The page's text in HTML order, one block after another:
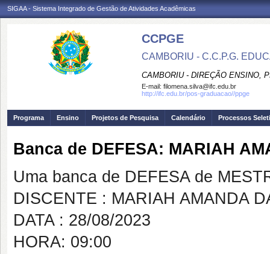
SIGAA - Sistema Integrado de Gestão de Atividades Acadêmicas
CCPGE
CAMBORIU - C.C.P.G.
CAMBORIU - DIREÇÃO ENSINO,
E-mail: filomena.silva@ifc.edu.br
http://ifc.edu.br/pos-graduacao//ppge
Programa Ensino Projetos de Pesquisa Calendário Processos
Banca de DEFESA: MARIAH
Uma banca de DEFESA de
DISCENTE : MARIAH AMANDA
DATA : 28/08/2023
HORA: 09:00